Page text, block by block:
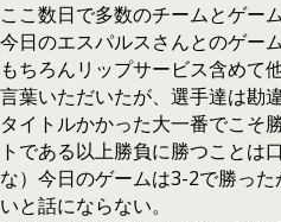
ここ数日で多数のチームとゲー
今日のエスパルスさんとのゲー
もちろんリップサービス含めて
言葉いただいたが、選手達は勘
タイトルかかった大一番でこそ
トである以上勝負に勝つことは
な）今日のゲームは3-2で勝っ
いと話にならない。